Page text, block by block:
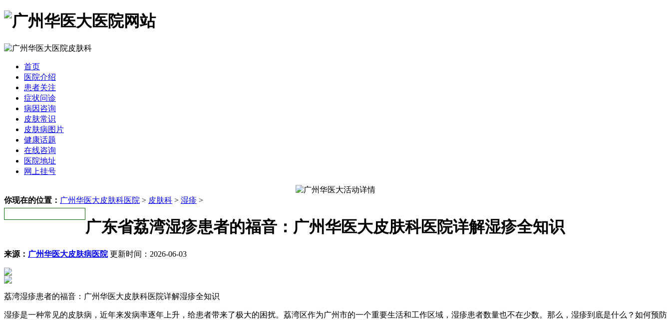
首页
医院介绍
患者关注
症状问诊
病因咨询
皮肤常识
皮肤病图片
健康话题
在线咨询
医院地址
网上挂号
你现在的位置： 广州华医大皮肤科医院 > 皮肤科 > 湿疹 >
广东省荔湾湿疹患者的福音：广州华医大皮肤科医院详解湿疹全知识
来源： 广州华医大皮肤病医院更新时间：2026-06-03
荔湾湿疹患者的福音：广州华医大皮肤科医院详解湿疹全知识
湿疹是一种常见的皮肤病，近年来发病率逐年上升，给患者带来了极大的困扰。荔湾区作为广州市的一个重要生活和工作区域，湿疹患者数量也不在少数。那么，湿疹到底是什么？如何预防